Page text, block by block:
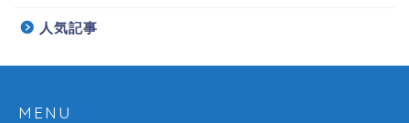
人気記事
MENU